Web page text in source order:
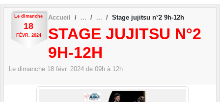
Le dimanche
18
FÉVR. 2024
Accueil Stage jujitsu n°2 9h-12h
STAGE JUJITSU N°2
9H-12H
Le dimanche 18 févr. 2024 de 09h à 12h